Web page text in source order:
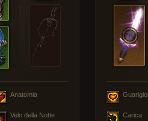
Anatomia
Velo della Notte Carica